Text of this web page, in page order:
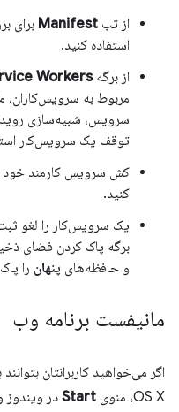
از تب Manifest برای
استفاده کنید.
از برگهWorkers
مربوط به سرویس‌کاران،
سرویس، شبیه‌سازی
توقف یک سرویس‌کار
کش سرویس کارمند خود
کنید.
یک سرویس‌کار را لغو
برگه پاک کردن فضای
و حافظه‌های پنهان را
مانیفست برنامه وب
اگر می‌خواهید کاربرانتان
OS X، منوی
Start